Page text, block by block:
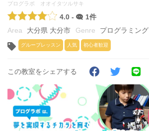
プログラボ オオイタツルサキ
4.0 -
1件
大分県 大分市
プログラミング
グループレッスン 人気 初心者歓迎
この教室をシェアする